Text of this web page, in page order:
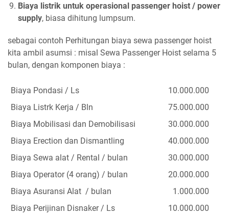
Biaya listrik untuk operasional passenger hoist / power
supply, biasa dihitung lumpsum.
sebagai contoh Perhitungan biaya sewa passenger hoist
kita ambil asumsi : misal Sewa Passenger Hoist selama 5
bulan, dengan komponen biaya :
Biaya Pondasi / Ls
10.000.000
Biaya Listrk Kerja / Bln
75.000.000
Biaya Mobilisasi dan Demobilisasi
30.000.000
Biaya Erection dan Dismantling
40.000.000
Biaya Sewa alat / Rental / bulan
30.000.000
Biaya Operator (4 orang) / bulan
20.000.000
Biaya Asuransi Alat / bulan
1.000.000
Biaya Perijinan Disnaker / Ls
10.000.000